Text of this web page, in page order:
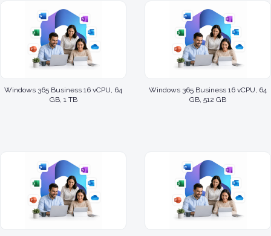
Windows 365 Business 16 vCPU, 64
GB, 1 TB
Windows 365 Business 16 vCPU, 64
GB, 512 GB